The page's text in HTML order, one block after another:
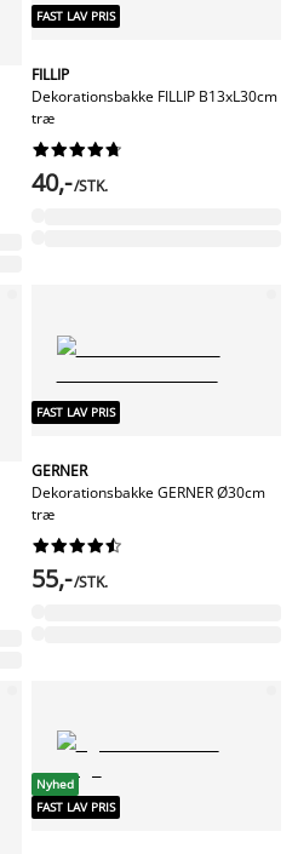
FAST LAV PRIS
FILLIP
Dekorationsbakke FILLIP B13xL30cm
træ






40,-/STK.
FAST LAV PRIS
GERNER
Dekorationsbakke GERNER Ø30cm
træ






55,-/STK.
Nyhed
FAST LAV PRIS